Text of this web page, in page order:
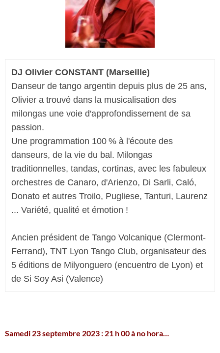
DJ Olivier CONSTANT (Marseille)
Danseur de tango argentin depuis plus de 25 ans,
Olivier a trouvé dans la musicalisation des
milongas une voie d'approfondissement de sa
passion.
Une programmation 100 % à l'écoute des
danseurs, de la vie du bal. Milongas
traditionnelles, tandas, cortinas, avec les fabuleux
orchestres de Canaro, d'Arienzo, Di Sarli, Caló,
Donato et autres Troilo, Pugliese, Tanturi, Laurenz
... Variété, qualité et émotion !
Ancien président de Tango Volcanique (Clermont-
Ferrand), TNT Lyon Tango Club, organisateur des
5 éditions de Milyonguero (encuentro de Lyon) et
de Si Soy Asi (Valence)
Samedi 23 septembre 2023 : 21 h 00 à no hora…